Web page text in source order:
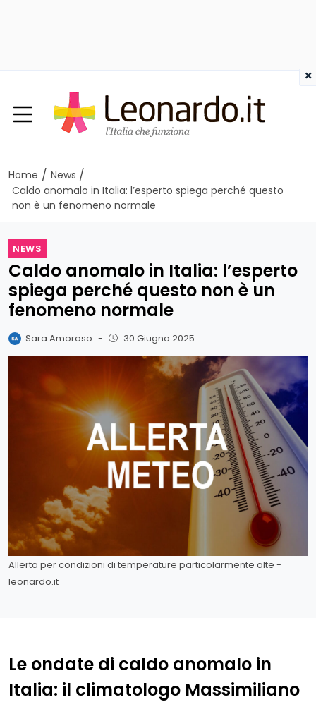
Home / News /
Caldo anomalo in Italia: l’esperto spiega perché questo
non è un fenomeno normale
NEWS
Caldo anomalo in Italia: l’esperto
spiega perché questo non è un
fenomeno normale
Sara Amoroso - 30 Giugno 2025
Allerta per condizioni di temperature particolarmente alte -
leonardo.it
Le ondate di caldo anomalo in
Italia: il climatologo Massimiliano
×